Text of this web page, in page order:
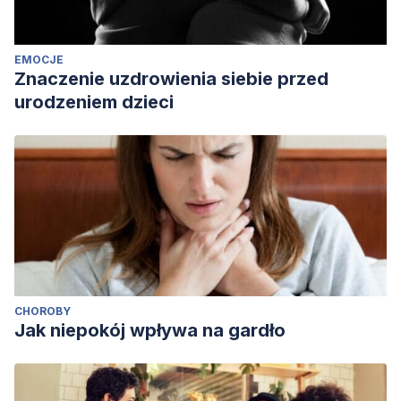
EMOCJE
Znaczenie uzdrowienia siebie przed
urodzeniem dzieci
CHOROBY
Jak niepokój wpływa na gardło